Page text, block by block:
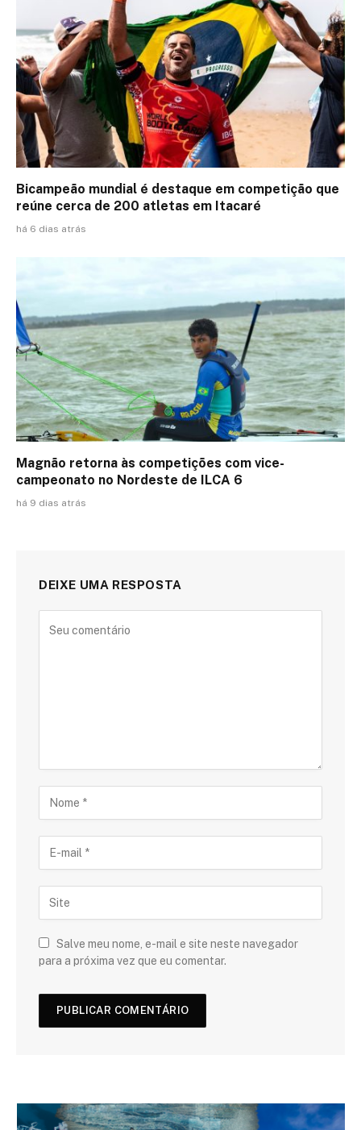
Bicampeão mundial é destaque em competição que
reúne cerca de 200 atletas em Itacaré
há 6 dias atrás
Magnão retorna às competições com vice-
campeonato no Nordeste de ILCA 6
há 9 dias atrás
DEIXE UMA RESPOSTA
Salve meu nome, e-mail e site neste navegador
para a próxima vez que eu comentar.